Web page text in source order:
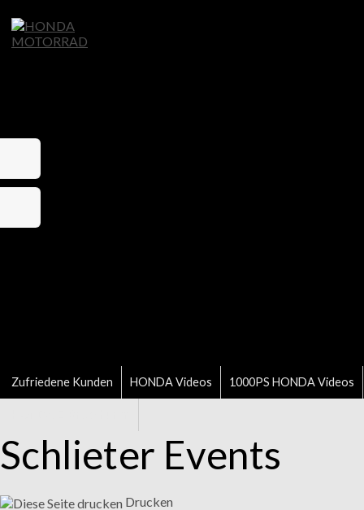
Zufriedene Kunden HONDA Videos 1000PS HONDA Videos
Schlieter Events
Drucken